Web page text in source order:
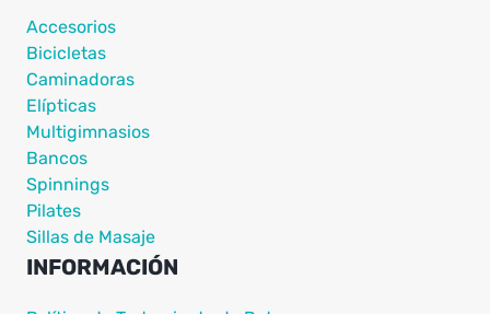
Accesorios
Bicicletas
Caminadoras
Elípticas
Multigimnasios
Bancos
Spinnings
Pilates
Sillas de Masaje
INFORMACIÓN